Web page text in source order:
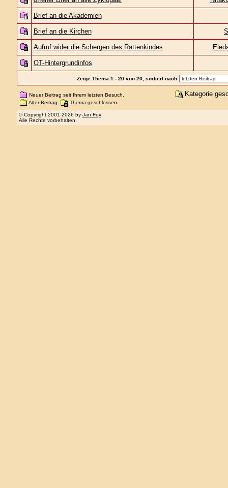
Brief an die Akademien
Brief an die Kirchen
Aufruf wider die Schergen des Rattenkindes
OT-Hintergrundinfos
Zeige Thema 1 - 20 von 20, sortiert nach
Neuer Beitrag seit Ihrem letzten Besuch.
Alter Beitrag.
Thema geschlossen.
Kategorie
© Copyright 2001-2026 by Jan Fey
Alle Rechte vorbehalten.